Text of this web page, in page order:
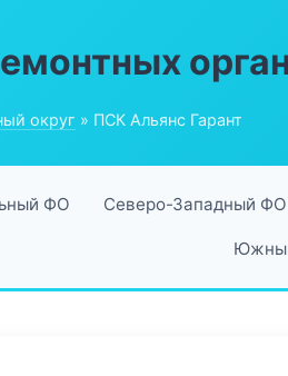
округ » ПСК Альянс Гарант
ФО Северо-Западный ФО